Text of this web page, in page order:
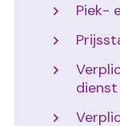
Piek-
dienst